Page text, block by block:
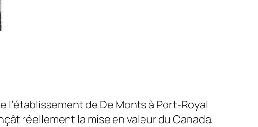
de De Monts à Port-Royal
réellement la mise en valeur du Canada.